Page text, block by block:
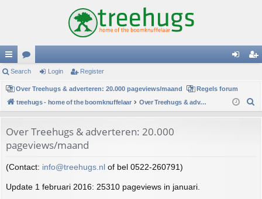
ui
ck
lin
or
u
m
in
er
Search Login Register
Over Treehugs & adverteren: 20.000 pageviews/maand
Regels forum
treehugs - home of the boomknuffelaar
Over Treehugs & adverteren: 20.000 pageviews/maand
Over Treehugs & adverteren: 20.000
pageviews/maand
(Contact: info@treehugs.nl of bel 0522-260791)
Update 1 februari 2016: 25310 pageviews in januari.